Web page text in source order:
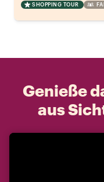
SHOPPING TOUR
Genieße
aus